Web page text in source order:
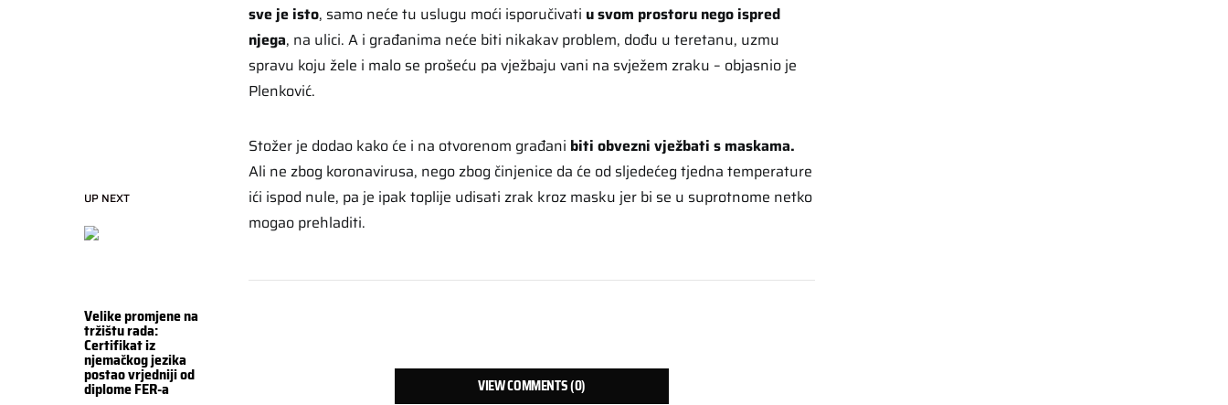
UP NEXT
Velike promjene na
tržištu rada:
Certifikat iz
njemačkog jezika
postao vrjedniji od
diplome FER-a
sve je isto, samo neće tu uslugu moći isporučivati u svom prostoru nego ispred
njega, na ulici. A i građanima neće biti nikakav problem, dođu u teretanu, uzmu
spravu koju žele i malo se prošeću pa vježbaju vani na svježem zraku – objasnio je
Plenković.
Stožer je dodao kako će i na otvorenom građani biti obvezni vježbati s maskama.
Ali ne zbog koronavirusa, nego zbog činjenice da će od sljedećeg tjedna temperature
ići ispod nule, pa je ipak toplije udisati zrak kroz masku jer bi se u suprotnome netko
mogao prehladiti.
VIEW COMMENTS (0)